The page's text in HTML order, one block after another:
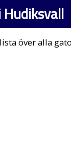
Hudiksvall
över alla